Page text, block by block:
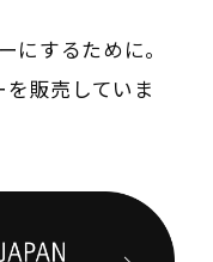
にするために。
販売していま